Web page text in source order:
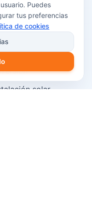
en
solar
Puedes
tus preferencias
de cookies